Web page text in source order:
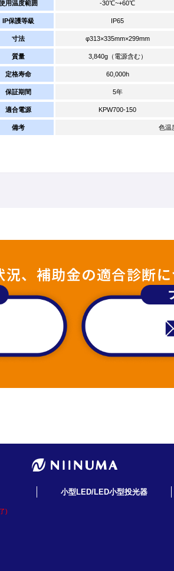
用温度範囲 -30℃~+60℃
IP保護等級 IP65
寸法 φ313×335mm×299mm
質量 3,840g（電源含む）
定格寿命 60,000h
保証期間 5年
適合電源 KPW700-150
備考 色温
、補助金の適合診断
)
小型LED/LED小型投光器